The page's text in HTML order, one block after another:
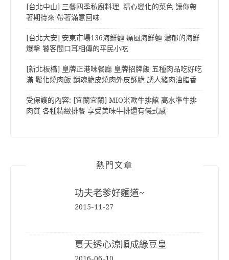
[台北中山] 三餐四季私廚料理 精心變化的菜色 讓你帶
著期待來 帶著滿意回味
[台北大安] 安東市場136海鮮麵 痛風海鮮麵 濃郁的海鮮
爆擊 饕客間口耳相傳的平民小吃
[新北板橋] 皇牌正港味餐廳 皇牌招牌飯 五種肉品吃好吃
滿 鬆化燒肉飯 銷魂脆皮燒肉外皮酥脆 誘人豬肉油脂香
受保護的內容: [宜蘭宜蘭] MIO米歐牛排館 高水準牛排
肉質 各種精緻排餐 享受美味牛排還有儀式感
熱門文章
功夫老爹好麵道~
2015-11-27
夏天透心涼順成綠豆皇